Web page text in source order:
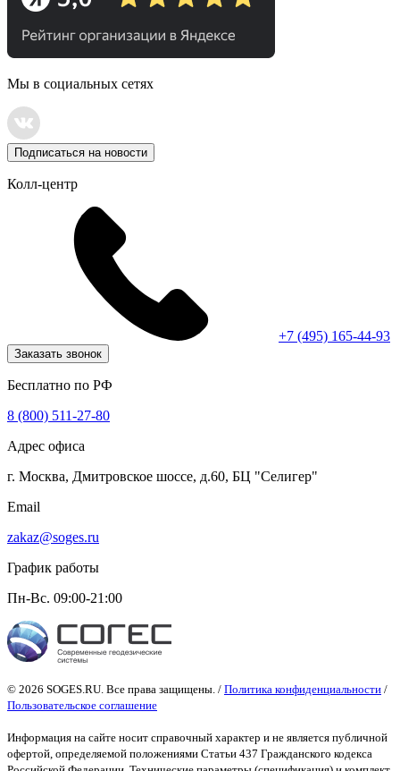
Мы в социальных сетях
Подписаться на новости
Колл-центр
+7 (495) 165-44-93
Заказать звонок
Бесплатно по РФ
8 (800) 511-27-80
Адрес офиса
г. Москва, Дмитровское шоссе, д.60, БЦ "Селигер"
Email
zakaz@soges.ru
График работы
Пн-Вс. 09:00-21:00
© 2026 SOGES.RU. Все права защищены. / Политика конфиденциальности /
Пользовательское соглашение
Информация на сайте носит справочный характер и не является публичной
офертой, определяемой положениями Статьи 437 Гражданского кодекса